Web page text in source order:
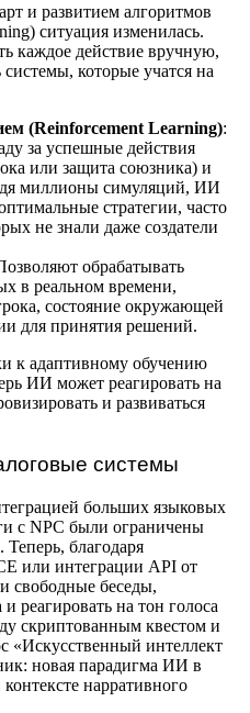
и развитием алгоритмов
ситуация изменилась.
каждое действие вручную,
системы, которые учатся на
(Reinforcement Learning):
за успешные действия
или защита союзника) и
миллионы симуляций, ИИ
стратегии, часто
не знали даже создатели
обрабатывать
в реальном времени,
состояние окружающей
для принятия решений.
к адаптивному обучению
ИИ может реагировать на
и развиваться
системы
больших языковых
с NPC были ограничены
благодаря
или интеграции API от
свободные беседы,
реагировать на тон голоса
скриптованным квестом и
«Искусственный интеллект
новая парадигма ИИ в
нарративного